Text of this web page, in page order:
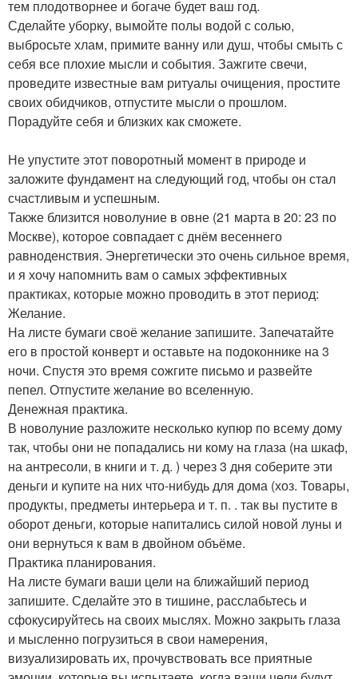
тем плодотворнее и богаче будет ваш год.
Сделайте уборку, вымойте полы водой с солью,
выбросьте хлам, примите ванну или душ, чтобы смыть с
себя все плохие мысли и события. Зажгите свечи,
проведите известные вам ритуалы очищения, простите
своих обидчиков, отпустите мысли о прошлом.
Порадуйте себя и близких как сможете.
Не упустите этот поворотный момент в природе и
заложите фундамент на следующий год, чтобы он стал
счастливым и успешным.
Также близится новолуние в овне (21 марта в 20: 23 по
Москве), которое совпадает с днём весеннего
равноденствия. Энергетически это очень сильное время,
и я хочу напомнить вам о самых эффективных
практиках, которые можно проводить в этот период:
Желание.
На листе бумаги своё желание запишите. Запечатайте
его в простой конверт и оставьте на подоконнике на 3
ночи. Спустя это время сожгите письмо и развейте
пепел. Отпустите желание во вселенную.
Денежная практика.
В новолуние разложите несколько купюр по всему дому
так, чтобы они не попадались ни кому на глаза (на шкаф,
на антресоли, в книги и т. д. ) через 3 дня соберите эти
деньги и купите на них что-нибудь для дома (хоз. Товары,
продукты, предметы интерьера и т. п. . так вы пустите в
оборот деньги, которые напитались силой новой луны и
они вернуться к вам в двойном объёме.
Практика планирования.
На листе бумаги ваши цели на ближайший период
запишите. Сделайте это в тишине, расслабьтесь и
сфокусируйтесь на своих мыслях. Можно закрыть глаза
и мысленно погрузиться в свои намерения,
визуализировать их, прочувствовать все приятные